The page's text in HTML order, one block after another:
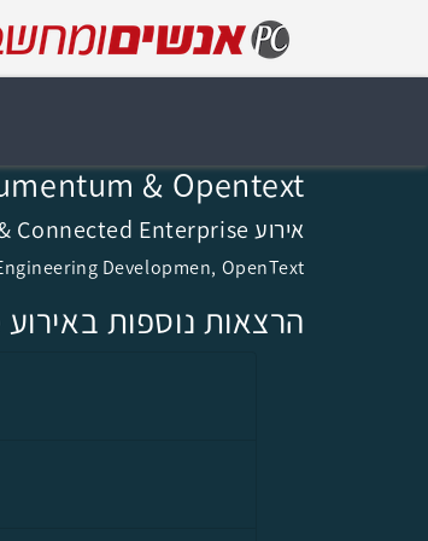
& Opentext
אירוע The Intelligent & Connected Enterprise, שלישי, 19 בפברואר 2019, 10:55
Developmen, OpenText
הרצאות נוספות באירוע The Intelligent & Connected Enterprise